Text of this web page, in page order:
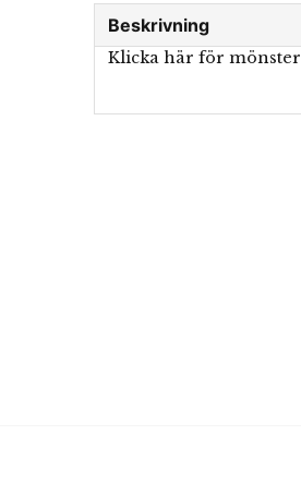
Beskrivning
Klicka här för